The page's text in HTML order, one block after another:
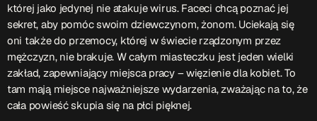
Przydatne informacje
O nas– jedyna w Kielcach studencka stacja radiowa.
Projekt ruszył w październiku 2015 roku z inicjatywy
kieleckich studentówCzytaj.wiecej…
której jako jedynej nie atakuje wirus. Faceci chcą poznać jej
sekret, aby pomóc swoim dziewczynom, żonom. Uciekają się
oni także do przemocy, której w świecie rządzonym przez
mężczyzn, nie brakuje. W całym miasteczku jest jeden wielki
zakład, zapewniający miejsca pracy – więzienie dla kobiet. To
tam mają miejsce najważniejsze wydarzenia, zważając na to, że
cała powieść skupia się na płci pięknej.